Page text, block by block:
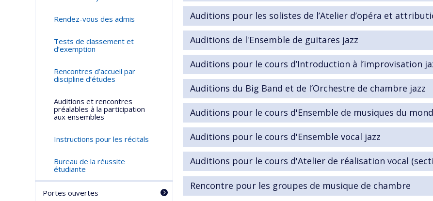
Auditions pour les solistes de l’Atelier d’opéra et
Auditions de l'Ensemble de guitares jazz
Auditions pour le cours d’Introduction à l’improvisation
Auditions du Big Band et de l’Orchestre de chambre jazz
Auditions pour le cours d'Ensemble de musiques du
Auditions pour le cours d'Ensemble vocal jazz
Auditions pour le cours d'Atelier de réalisation vocal
Rencontre pour les groupes de musique de chambre
Rendez-vous des admis
Tests de classement et
d’exemption
Rencontres d’accueil par
discipline d’études
Auditions et rencontres
préalables à la participation
aux ensembles
Instructions pour les récitals
Bureau de la réussite
étudiante
Portes ouvertes